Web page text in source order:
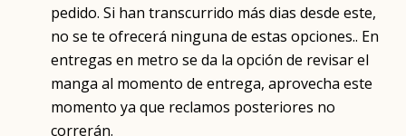
pedido. Si han transcurrido más dias desde este,
no se te ofrecerá ninguna de estas opciones.. En
entregas en metro se da la opción de revisar el
manga al momento de entrega, aprovecha este
momento ya que reclamos posteriores no
correrán.